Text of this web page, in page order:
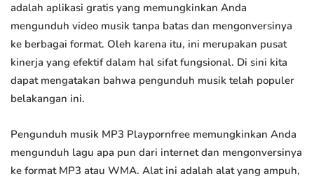
adalah aplikasi gratis yang memungkinkan Anda
mengunduh video musik tanpa batas dan mengonversinya
ke berbagai format. Oleh karena itu, ini merupakan pusat
kinerja yang efektif dalam hal sifat fungsional. Di sini kita
dapat mengatakan bahwa pengunduh musik telah populer
belakangan ini.
Pengunduh musik MP3 Playpornfree memungkinkan Anda
mengunduh lagu apa pun dari internet dan mengonversinya
ke format MP3 atau WMA. Alat ini adalah alat yang ampuh,